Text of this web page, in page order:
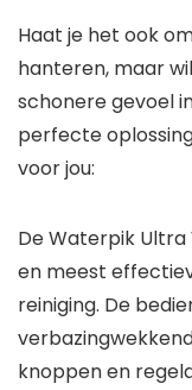
Haat je het ook
hanteren, maar
schonere gevoel
perfecte
voor jou:
De Waterpik Ultra
en meest
reiniging. De
knoppen en